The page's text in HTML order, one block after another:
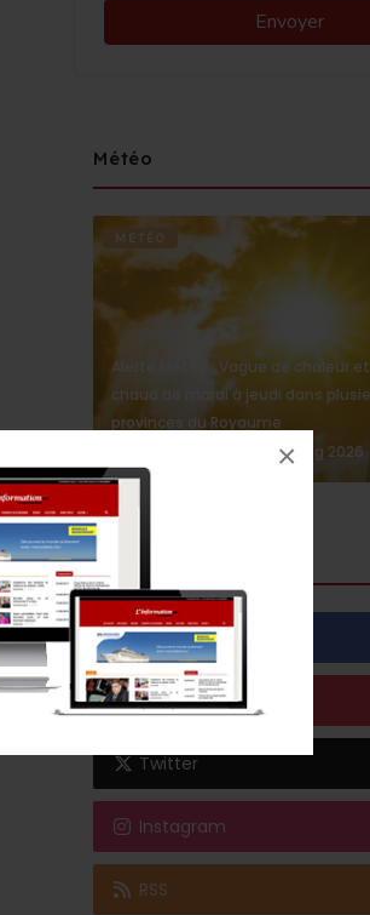
×
Météo
METÉO
Alerte Météo : Vague de chaleur
chaud de mardi à jeudi dans
provinces du Royaume
4 Aug 2026
Social media
Facebook
Youtube
Twitter
Instagram
RSS